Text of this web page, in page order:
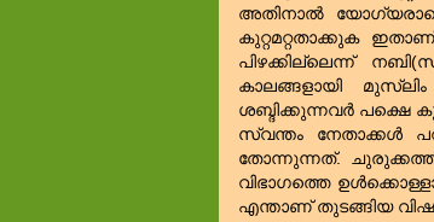
അതിനാല്‍
കുറ്റമറ്റതാക്കുക
പിഴക്കില്ലെന്ന്
കാലങ്ങളായി
ശബ്ദിക്കുന്നവര്‍
സ്വന്തം നേതാക്കള്‍
തോന്നുന്നത്‌.
വിഭാഗത്തെ
എന്താണ്‌ തുടങ്ങിയ